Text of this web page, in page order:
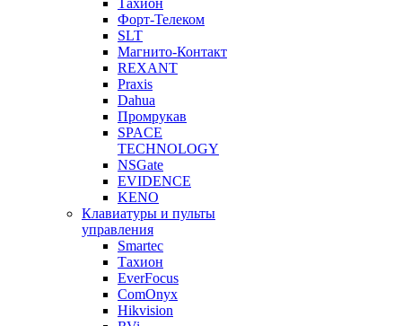
Тахион
Форт-Телеком
SLT
Магнито-Контакт
REXANT
Praxis
Dahua
Промрукав
SPACE
TECHNOLOGY
NSGate
EVIDENCE
KENO
Клавиатуры и пульты
управления
Smartec
Тахион
EverFocus
ComOnyx
Hikvision